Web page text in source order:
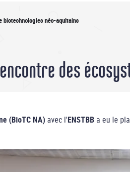
ENSTBB
biotechnologies néo-aquitains
des
(BioTC NA) avec l'ENSTBB a eu le